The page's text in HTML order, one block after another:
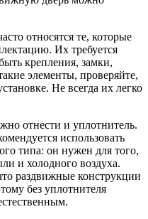
относятся те, которые
Их требуется
крепления, замки,
элементы, проверяйте,
Не всегда их легко
отнести и уплотнитель.
использовать
типа: он нужен для того,
и холодного воздуха.
раздвижные конструкции
без уплотнителя